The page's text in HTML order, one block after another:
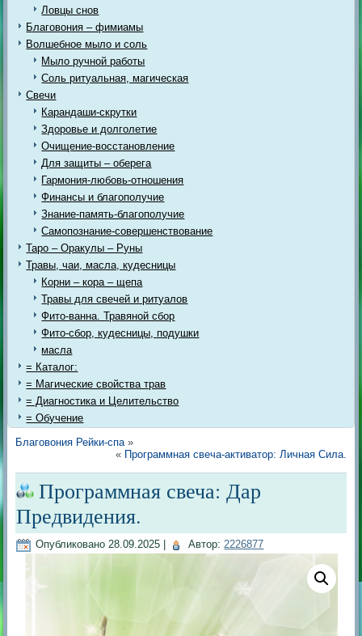
Ловцы снов
Благовония – фимиамы
Волшебное мыло и соль
Мыло ручной работы
Соль ритуальная, магическая
Свечи
Карандаши-скрутки
Здоровье и долголетие
Очищение-восстановление
Для защиты – оберега
Гармония-любовь-отношения
Финансы и благополучие
Знание-память-благополучие
Самопознание-совершенствование
Таро – Оракулы – Руны
Травы, чаи, масла, кудесницы
Корни – кора – щепа
Травы для свечей и ритуалов
Фито-ванна. Травяной сбор
Фито-сбор, кудесницы, подушки
масла
= Каталог:
= Магические свойства трав
= Диагностика и Целительство
= Обучение
Благовония Рейки-спа »
« Программная свеча-активатор: Личная Сила.
Программная свеча: Дар
Предвидения.
Опубликовано 28.09.2025 Автор: 2226877